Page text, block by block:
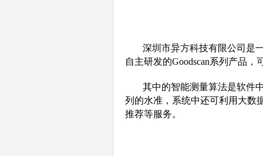
深圳市异方科技有限公司是
自主研发的Goodscan系列产品
其中的智能测量算法是软件
列的水准，系统中还可利用大数
推荐等服务。